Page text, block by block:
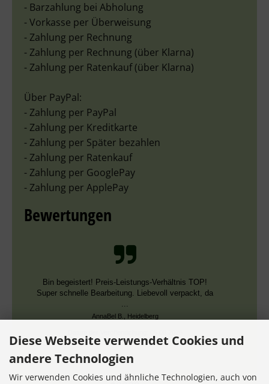
- Barzahlung bei Abholung
- Vorkasse per Überweisung
- Zahlung per Rechnung
- Zahlung per Rechnung (über Klarna)
- Zahlung per Ratenkauf (über Klarna)
Über PayPal:
- Zahlung per PayPal
- Zahlung per Kreditkarte
- Zahlung per Später bezahlen
- Zahlung per Ratenkauf
- Zahlung per GooglePay
- Zahlung per ApplePay
Bewertungen
Schnelle Bearbeitung, nur leider falsche Farben,
die aber dieselben DMC Nummern trugen.
Datum der Kauferfahrung: 13.07.2026
Diese Webseite verwendet Cookies und
andere Technologien
Wir verwenden Cookies und ähnliche Technologien, auch von